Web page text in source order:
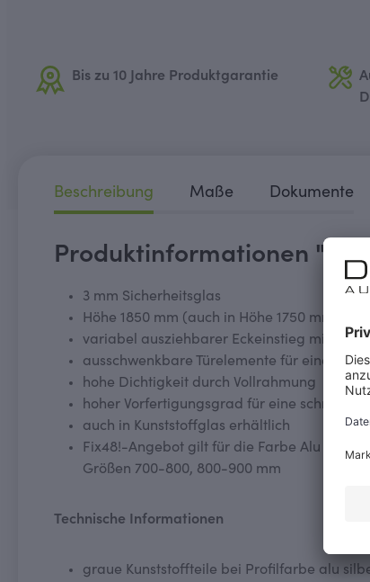
Bis zu 10 Jahre Produktgarantie
Beschreibung Maße Dokumente
Produktinformationen
3 mm Sicherheitsglas
Höhe 1850 mm (auch in Höhe 1750 mm
variabel ausziehbarer Eckeinstieg mit
ausschwenkbare Türelemente für eine
hohe Dichtigkeit durch Vollrahmung
hoher Vorfertigungsgrad für eine schnelle
auch in Kunststoffglas erhältlich
Fix48!-Angebot gilt für die Farbe Alu silber
Größen 700-800, 800-900 mm
Technische Informationen
graue Kunststoffteile bei Profilfarbe alu